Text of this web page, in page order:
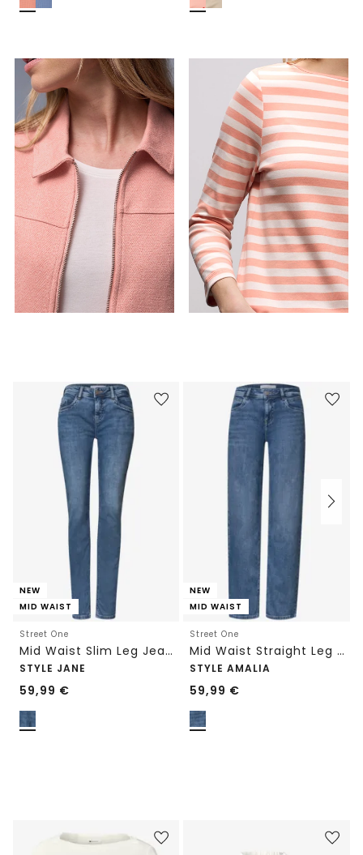
NEW
MID WAIST
Street One
Mid Waist Slim Leg Jeans im Casual Fit
STYLE JANE
59,99 €
NEW
MID WAIST
Street One
Mid Waist Straight Leg Jeans im Casual Fit
STYLE AMALIA
59,99 €